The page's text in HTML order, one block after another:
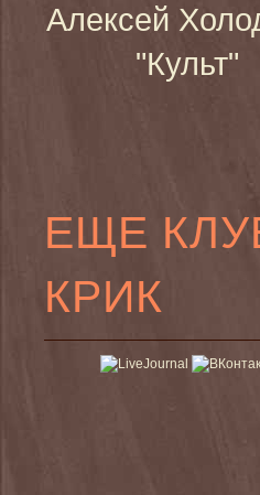
Алексей
"Культ"
ЕЩЕ
КРИК